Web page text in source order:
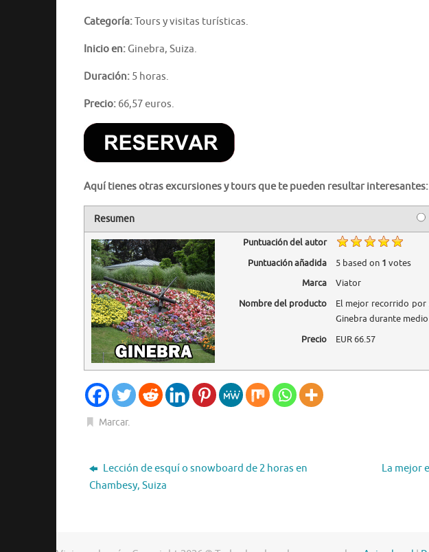
Categoría:Tours y visitas turísticas.
Inicio en: Ginebra, Suiza.
Duración: 5 horas.
Precio: 66,57 euros.
Aquí tienes otras excursiones y tours que te pueden resultar interesantes:
Resumen
Puntuación del autor
Puntuación añadida
5based on 1 votes
Marca
Viator
Nombre del producto
El mejor recorrido por
Ginebra durante
Precio
EUR66.57
Marcar.
Lección de esquí o snowboard de 2 horas en
Chambesy, Suiza
La mejor